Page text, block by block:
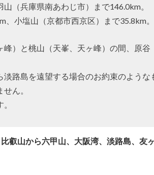
（兵庫県南あわじ市）まで146.0km。
小塩山（京都市西京区）まで35.8km。
）と桃山（天峯、天ヶ峰）の間、原谷
路島を遠望する場合のお約束のような
ん。
比叡山から六甲山、大阪湾、淡路島、友